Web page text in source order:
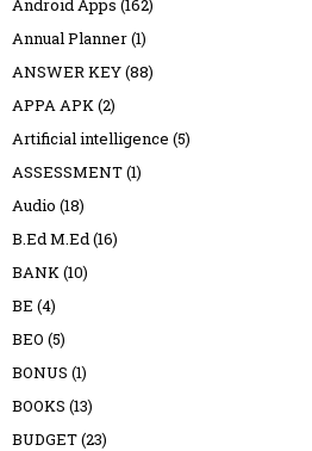
Android Apps (162)
Annual Planner(1)
ANSWER KEY(88)
APPA APK(2)
Artificial intelligence (5)
ASSESSMENT(1)
Audio (18)
B.Ed M.Ed(16)
BANK(10)
BE (4)
BEO (5)
BONUS (1)
BOOKS (13)
BUDGET(23)